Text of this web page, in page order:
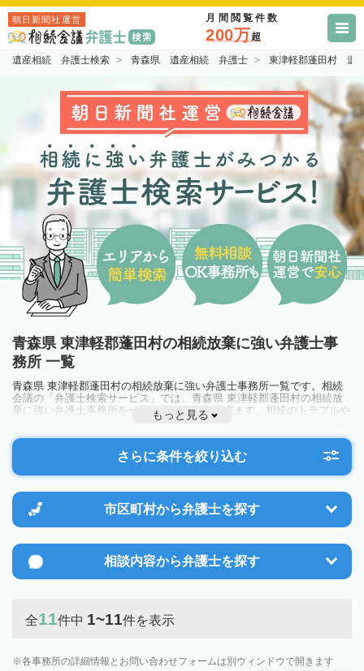
朝日新聞社運営 月間閲覧件数
200万超
遺産相続 弁護士検索 青森県 遺産相続 弁護士 東津軽郡蓬田村 遺
青森県 東津軽郡蓬田村の相続放棄に強い弁護士事
務所 一覧
青森県 東津軽郡蓬田村の相続放棄に強い弁護士事務所一覧です。相続
会議の「弁護士検索サービス」では、青森県 東津軽郡蓬田村の相続放
棄に強い弁護士事務所を一覧で見ることが出来ます。相続のトラブルや
お悩みを抱えている方は一度近隣の弁護士に相談してみましょう。
もっと見る
さらに条件を絞り込む
市区町村から弁護士を探す
相談内容から弁護士を探す
全11件中 1~11件を表示
各事務所の詳細情報とお問い合わせフォームは別ウィンドウで開きます